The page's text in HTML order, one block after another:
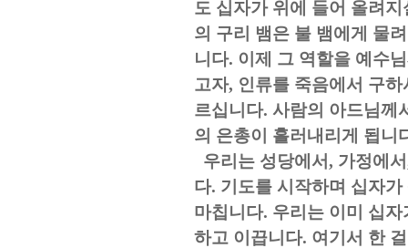
도 십자가 위에 들어 올려
의 구리 뱀은 불 뱀에게 물
니다. 이제 그 역할을 예수
고자, 인류를 죽음에서 구
르십니다. 사람의 아드님께
의 은총이 흘러내리게 됩니
우리는 성당에서, 가정에서
다. 기도를 시작하며 십자가
마칩니다. 우리는 이미 십
하고 이끕니다. 여기서 한